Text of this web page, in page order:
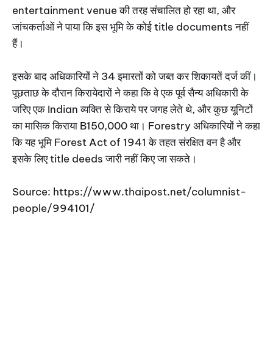
entertainment venue की तरह संचालित हो रहा था, और
जांचकर्ताओं ने पाया कि इस भूमि के कोई title documents नहीं
हैं।
इसके बाद अधिकारियों ने 34 इमारतों को जब्त कर शिकायतें दर्ज कीं।
पूछताछ के दौरान किरायेदारों ने कहा कि वे एक पूर्व सैन्य अधिकारी के
जरिए एक Indian व्यक्ति से किराये पर जगह लेते थे, और कुछ यूनिटों
का मासिक किराया B150,000 था। Forestry अधिकारियों ने कहा
कि यह भूमि Forest Act of 1941 के तहत संरक्षित वन है और
इसके लिए title deeds जारी नहीं किए जा सकते।
Source: https://www.thaipost.net/columnist-
people/994101/